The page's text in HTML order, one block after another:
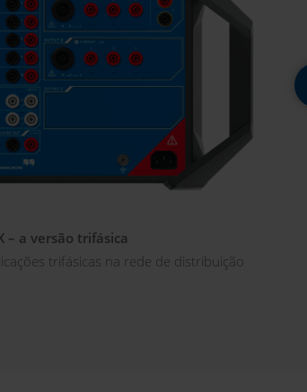
– a versão trifásica
trifásicas na rede de distribuição